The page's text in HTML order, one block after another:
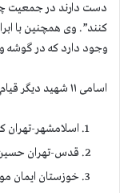
دست دارند در جمعیت
کنند”. وی همچنین با
وجود دارد که در گوشه
اسامی ۱۱ شهید دیگر قیام:
اسلامشهر-تهران
قدس-تهران
خوزستان ایمان